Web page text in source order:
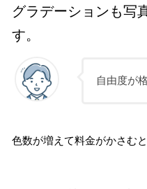
グラデーションも写
す。
自由度が
色数が増えて料金がかさむ